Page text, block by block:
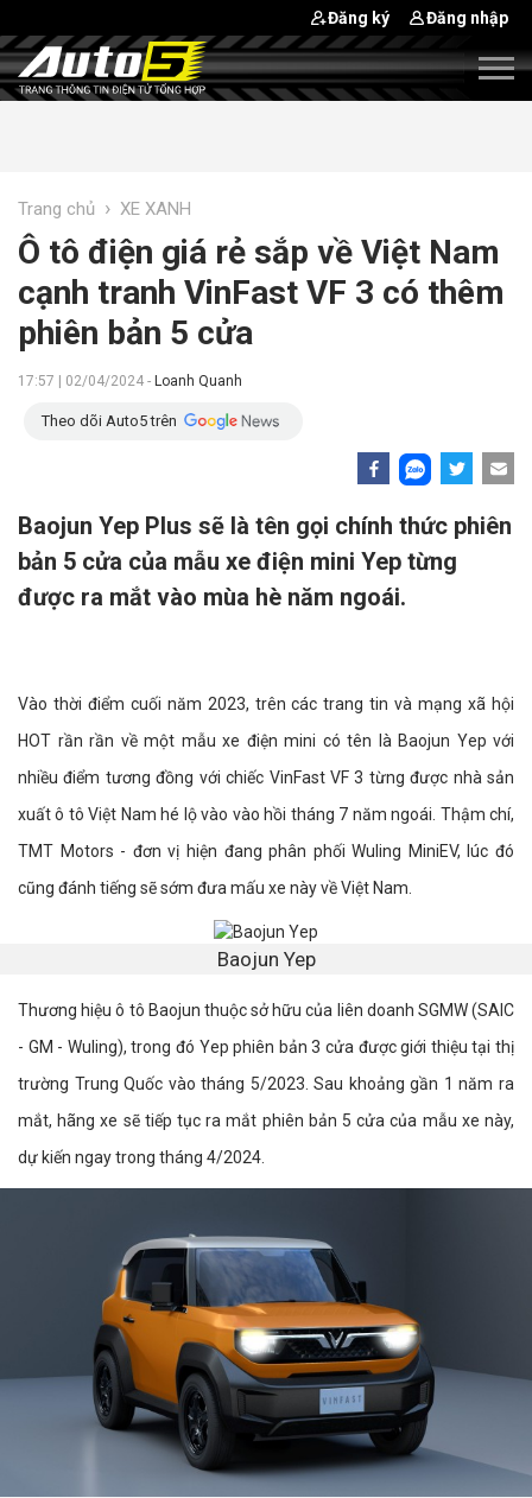
Đăng ký Đăng nhập
Trang chủ › XE XANH
Ô tô điện giá rẻ sắp về Việt Nam
cạnh tranh VinFast VF 3 có thêm
phiên bản 5 cửa
17:57 | 02/04/2024 - Loanh Quanh
Theo dõi Auto5 trên
Baojun Yep Plus sẽ là tên gọi chính thức phiên
bản 5 cửa của mẫu xe điện mini Yep từng
được ra mắt vào mùa hè năm ngoái.
Vào thời điểm cuối năm 2023, trên các trang tin và mạng xã hội
HOT rần rần về một mẫu xe điện mini có tên là Baojun Yep với
nhiều điểm tương đồng với chiếc VinFast VF 3 từng được nhà sản
xuất ô tô Việt Nam hé lộ vào vào hồi tháng 7 năm ngoái. Thậm chí,
TMT Motors - đơn vị hiện đang phân phối Wuling MiniEV, lúc đó
cũng đánh tiếng sẽ sớm đưa mấu xe này về Việt Nam.
Baojun Yep
Thương hiệu ô tô Baojun thuộc sở hữu của liên doanh SGMW (SAIC
- GM - Wuling), trong đó Yep phiên bản 3 cửa được giới thiệu tại thị
trường Trung Quốc vào tháng 5/2023. Sau khoảng gần 1 năm ra
mắt, hãng xe sẽ tiếp tục ra mắt phiên bản 5 cửa của mẫu xe này,
dự kiến ngay trong tháng 4/2024.